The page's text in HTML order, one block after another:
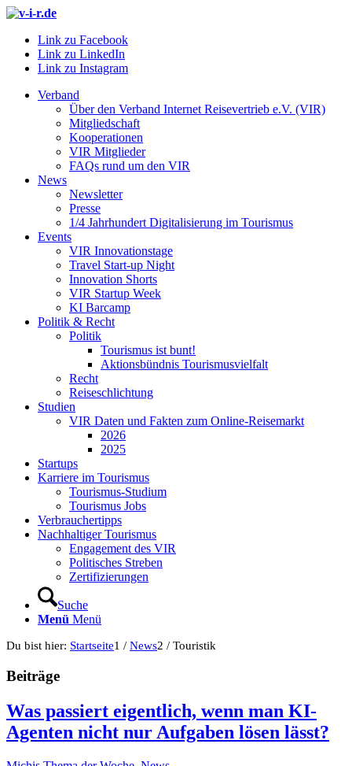
Link zu Facebook
Link zu LinkedIn
Link zu Instagram
Verband
Über den Verband Internet Reisevertrieb e.V. (VIR)
Mitgliedschaft
Kooperationen
VIR Mitglieder
FAQs rund um den VIR
News
Newsletter
Presse
1/4 Jahrhundert Digitalisierung im Tourismus
Events
VIR Innovationstage
Travel Start-up Night
Innovation Shorts
VIR Startup Week
KI Barcamp
Politik & Recht
Politik
Tourismus ist bunt!
Aktionsbündnis Tourismusvielfalt
Recht
Reiseschlichtung
Studien
VIR Daten und Fakten zum Online-Reisemarkt
2026
2025
Startups
Karriere im Tourismus
Tourismus-Studium
Tourismus Jobs
Verbrauchertipps
Nachhaltiger Tourismus
Engagement des VIR
Politisches Streben
Zertifizierungen
Suche
Menü Menü
Du bist hier: Startseite1 / News2 / Touristik
Beiträge
Was passiert eigentlich, wenn man KI-
Agenten nicht nur Aufgaben lösen lässt?